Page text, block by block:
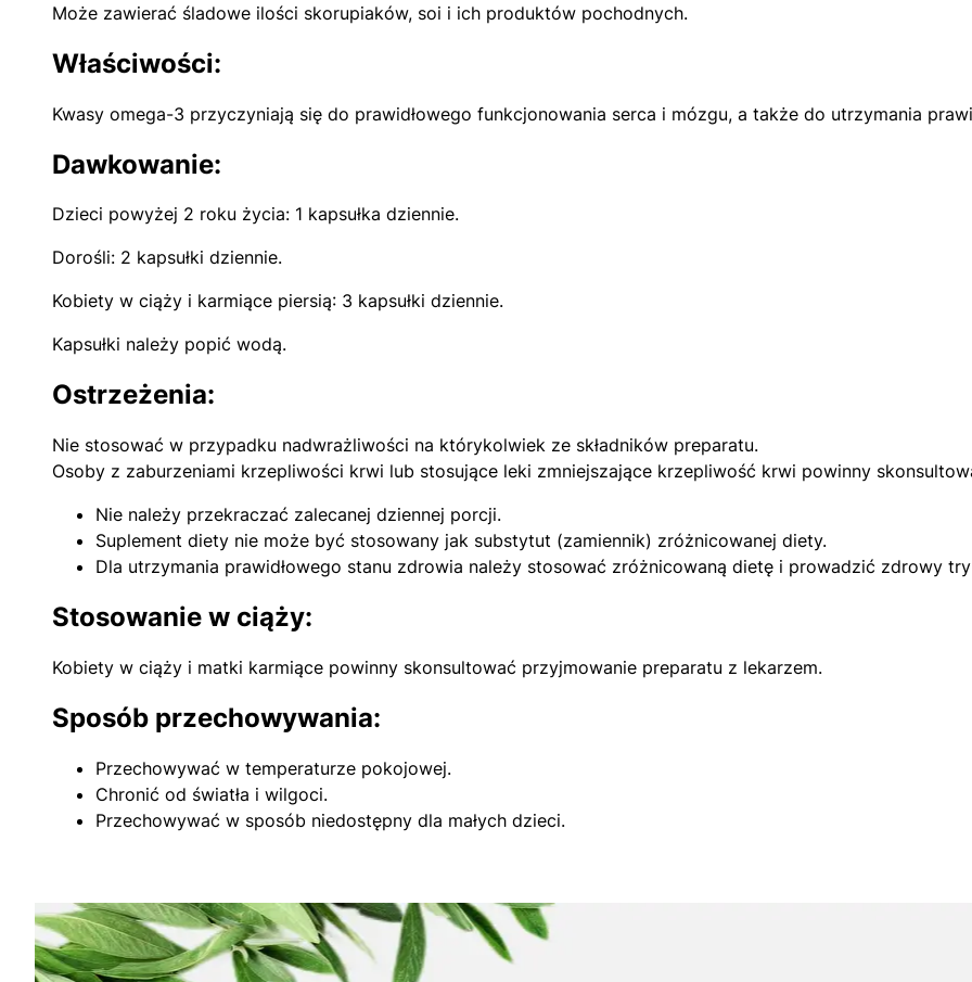
Może zawierać śladowe ilości skorupiaków, soi i ich produktów pochodnych.
Właściwości:
Kwasy omega-3 przyczyniają się do prawidłowego funkcjonowania serca i mózgu, a także do utrzymania
Dawkowanie:
Dzieci powyżej 2 roku życia: 1 kapsułka dziennie.
Dorośli: 2 kapsułki dziennie.
Kobiety w ciąży i karmiące piersią: 3 kapsułki dziennie.
Kapsułki należy popić wodą.
Ostrzeżenia:
Nie stosować w przypadku nadwrażliwości na którykolwiek ze składników preparatu.
Osoby z zaburzeniami krzepliwości krwi lub stosujące leki zmniejszające krzepliwość krwi powinny
Nie należy przekraczać zalecanej dziennej porcji.
Suplement diety nie może być stosowany jak substytut (zamiennik) zróżnicowanej diety.
Dla utrzymania prawidłowego stanu zdrowia należy stosować zróżnicowaną dietę i prowadzić zdrowy
Stosowanie w ciąży:
Kobiety w ciąży i matki karmiące powinny skonsultować przyjmowanie preparatu z lekarzem.
Sposób przechowywania:
Przechowywać w temperaturze pokojowej.
Chronić od światła i wilgoci.
Przechowywać w sposób niedostępny dla małych dzieci.